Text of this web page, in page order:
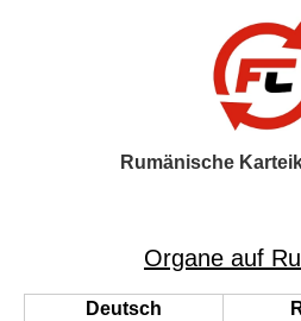
Rumänische
Organe auf
Deutsch